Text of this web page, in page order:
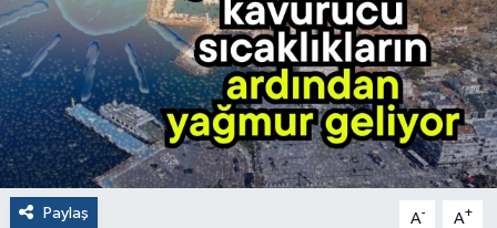
Paylaş A- A+